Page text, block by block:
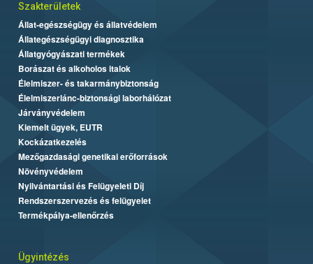
Szakterületek
Állat-egészségügy és állatvédelem
Állategészségügyi diagnosztika
Állatgyógyászati termékek
Borászat és alkoholos italok
Élelmiszer- és takarmánybiztonság
Élelmiszerlánc-biztonsági laborhálózat
Járványvédelem
Kiemelt ügyek, EUTR
Kockázatkezelés
Mezőgazdasági genetikai erőforrások
Növényvédelem
Nyilvántartási és Felügyeleti Díj
Rendszerszervezés és felügyelet
Termékpálya-ellenőrzés
Ügyintézés